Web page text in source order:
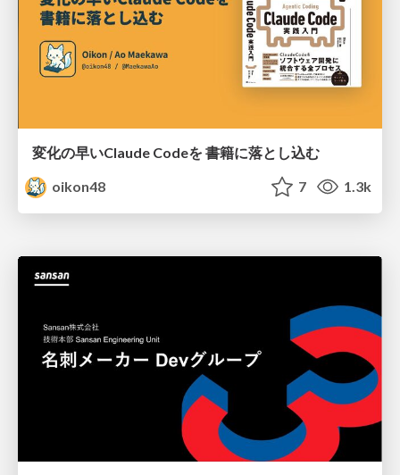
変化の早いClaude Codeを 書籍に落とし込む
oikon48
7 1.3k